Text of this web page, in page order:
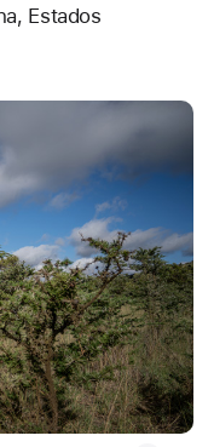
Estados